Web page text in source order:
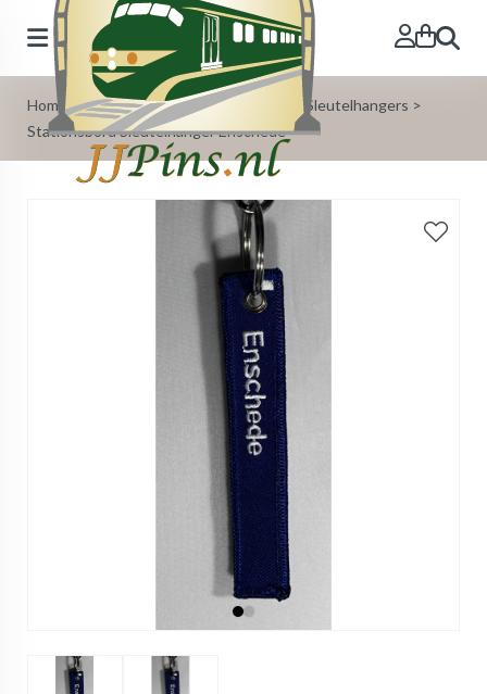
Zoeken
Home>Onze Producten >Stationsbord Sleutelhangers >
Stationsbord Sleutelhanger Enschede